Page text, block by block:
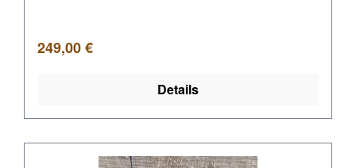
Regulärer Preis:
249,00 €
Details